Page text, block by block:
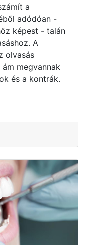
a
adódóan -
képest - talán
A
olvasás
megvannak
és a kontrák.